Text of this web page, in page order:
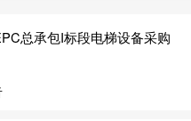
总承包I标段电梯设备采购